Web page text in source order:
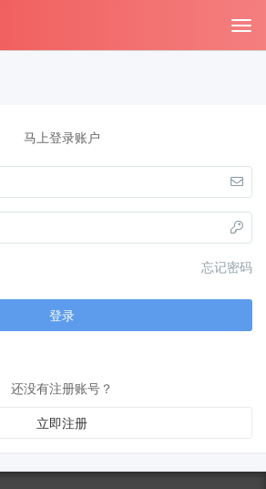
马上登录账户
忘记密码
登录
还没有注册账号？
立即注册